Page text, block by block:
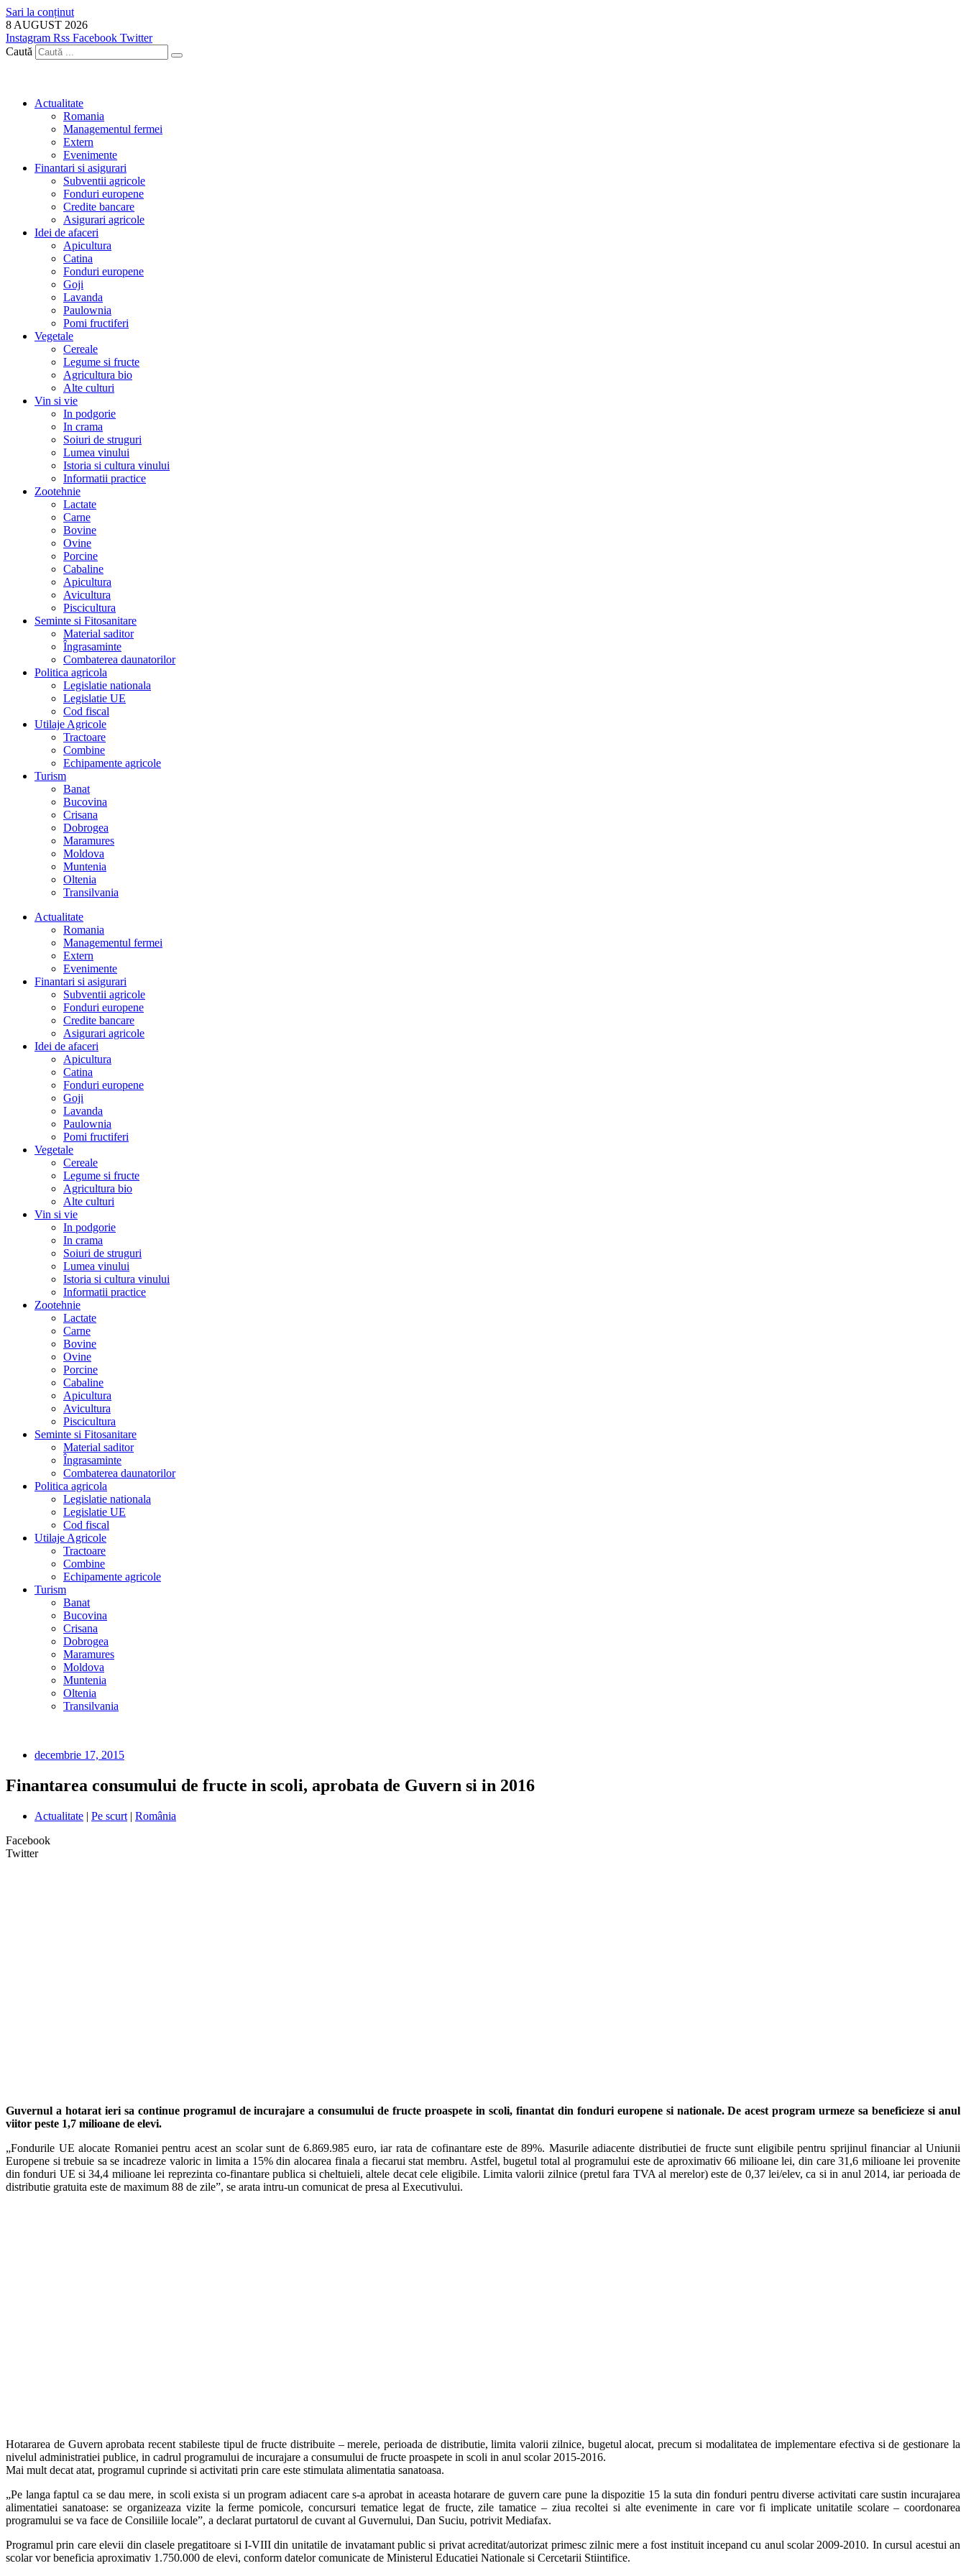
Sari la conținut
8 AUGUST 2026
Instagram Rss Facebook Twitter
Caută
Actualitate
Romania
Managementul fermei
Extern
Evenimente
Finantari si asigurari
Subventii agricole
Fonduri europene
Credite bancare
Asigurari agricole
Idei de afaceri
Apicultura
Catina
Fonduri europene
Goji
Lavanda
Paulownia
Pomi fructiferi
Vegetale
Cereale
Legume si fructe
Agricultura bio
Alte culturi
Vin si vie
In podgorie
In crama
Soiuri de struguri
Lumea vinului
Istoria si cultura vinului
Informatii practice
Zootehnie
Lactate
Carne
Bovine
Ovine
Porcine
Cabaline
Apicultura
Avicultura
Piscicultura
Seminte si Fitosanitare
Material saditor
Îngrasaminte
Combaterea daunatorilor
Politica agricola
Legislatie nationala
Legislatie UE
Cod fiscal
Utilaje Agricole
Tractoare
Combine
Echipamente agricole
Turism
Banat
Bucovina
Crisana
Dobrogea
Maramures
Moldova
Muntenia
Oltenia
Transilvania
Actualitate
Romania
Managementul fermei
Extern
Evenimente
Finantari si asigurari
Subventii agricole
Fonduri europene
Credite bancare
Asigurari agricole
Idei de afaceri
Apicultura
Catina
Fonduri europene
Goji
Lavanda
Paulownia
Pomi fructiferi
Vegetale
Cereale
Legume si fructe
Agricultura bio
Alte culturi
Vin si vie
In podgorie
In crama
Soiuri de struguri
Lumea vinului
Istoria si cultura vinului
Informatii practice
Zootehnie
Lactate
Carne
Bovine
Ovine
Porcine
Cabaline
Apicultura
Avicultura
Piscicultura
Seminte si Fitosanitare
Material saditor
Îngrasaminte
Combaterea daunatorilor
Politica agricola
Legislatie nationala
Legislatie UE
Cod fiscal
Utilaje Agricole
Tractoare
Combine
Echipamente agricole
Turism
Banat
Bucovina
Crisana
Dobrogea
Maramures
Moldova
Muntenia
Oltenia
Transilvania
decembrie 17, 2015
Finantarea consumului de fructe in scoli, aprobata de Guvern si in 2016
Actualitate | Pe scurt | România
Facebook
Twitter
Guvernul a hotarat ieri sa continue programul de incurajare a consumului de fructe proaspete in scoli, finantat din fonduri europene si nationale. De acest program urmeze sa beneficieze si anul
viitor peste 1,7 milioane de elevi.
„Fondurile UE alocate Romaniei pentru acest an scolar sunt de 6.869.985 euro, iar rata de cofinantare este de 89%. Masurile adiacente distributiei de fructe sunt eligibile pentru sprijinul financiar al Uniunii
Europene si trebuie sa se incadreze valoric in limita a 15% din alocarea finala a fiecarui stat membru. Astfel, bugetul total al programului este de aproximativ 66 milioane lei, din care 31,6 milioane lei provenite
din fonduri UE si 34,4 milioane lei reprezinta co-finantare publica si cheltuieli, altele decat cele eligibile. Limita valorii zilnice (pretul fara TVA al merelor) este de 0,37 lei/elev, ca si in anul 2014, iar perioada de
distributie gratuita este de maximum 88 de zile”, se arata intru-un comunicat de presa al Executivului.
Hotararea de Guvern aprobata recent stabileste tipul de fructe distribuite – merele, perioada de distributie, limita valorii zilnice, bugetul alocat, precum si modalitatea de implementare efectiva si de gestionare la
nivelul administratiei publice, in cadrul programului de incurajare a consumului de fructe proaspete in scoli in anul scolar 2015-2016.
Mai mult decat atat, programul cuprinde si activitati prin care este stimulata alimentatia sanatoasa.
„Pe langa faptul ca se dau mere, in scoli exista si un program adiacent care s-a aprobat in aceasta hotarare de guvern care pune la dispozitie 15 la suta din fonduri pentru diverse activitati care sustin incurajarea
alimentatiei sanatoase: se organizeaza vizite la ferme pomicole, concursuri tematice legat de fructe, zile tamatice – ziua recoltei si alte evenimente in care vor fi implicate unitatile scolare – coordonarea
programului se va face de Consiliile locale”, a declarat purtatorul de cuvant al Guvernului, Dan Suciu, potrivit Mediafax.
Programul prin care elevii din clasele pregatitoare si I-VIII din unitatile de invatamant public si privat acreditat/autorizat primesc zilnic mere a fost instituit incepand cu anul scolar 2009-2010. In cursul acestui an
scolar vor beneficia aproximativ 1.750.000 de elevi, conform datelor comunicate de Ministerul Educatiei Nationale si Cercetarii Stiintifice.